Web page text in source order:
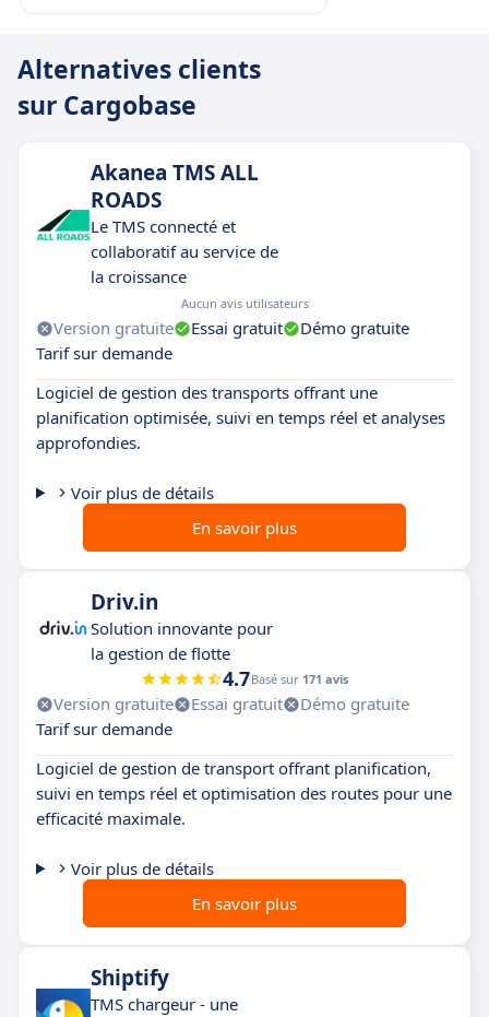
Cargobase vous aide à trouver les meilleures
options tarifaires et à optimiser vos coûts de
Plateforme globale: Cargobase prend en
charge les fret et les expéditions à l’échelle
mondiale, avec une intégration fluide pour les
entreprises opérant à l'international (par
exemple à Singapour ou dans d'autres régions
Solution flexible et évolutive: Cargobase
s’adapte à votre mode de fonctionnement et
peut évoluer avec votre entreprise, en
intégrant des systèmes externes et en
s’ajustant à la croissance de vos opérations
logistiques.
Simplicité d'utilisation
: l’interface utilisateur
de Cargobase est intuitive, vous permettant de
réduire le temps de formation et de vous
concentrer sur l'essentiel : l'optimisation de vos
processus logistiques.
Décisions basées sur des données précises
grâce à ses outils d’analyse avancés, Cargobase
vous aide à prendre des décisions stratégiques
contribuant ainsi à la croissance de votre
entreprise.
Alternatives clients
sur Cargobase
Akanea TMS ALL
ROADS
Le TMS connecté et
collaboratif au service de
la croissance
Aucun avis utilisateurs
Version gratuite Essai gratuit
Démo gratuite
Tarif sur demande
Logiciel de gestion des transports offrant une
planification optimisée, suivi en temps réel et analyses
approfondies.
Voir plus de détails
En savoir plus
Driv.in
Solution innovante pour
la gestion de flotte
4.7Basé sur 171 avis
Version gratuite Essai gratuit
Démo gratuite
Tarif sur demande
Logiciel de gestion de transport offrant planification,
suivi en temps réel et optimisation des routes pour une
efficacité maximale.
Voir plus de détails
En savoir plus
Shiptify
TMS chargeur - une